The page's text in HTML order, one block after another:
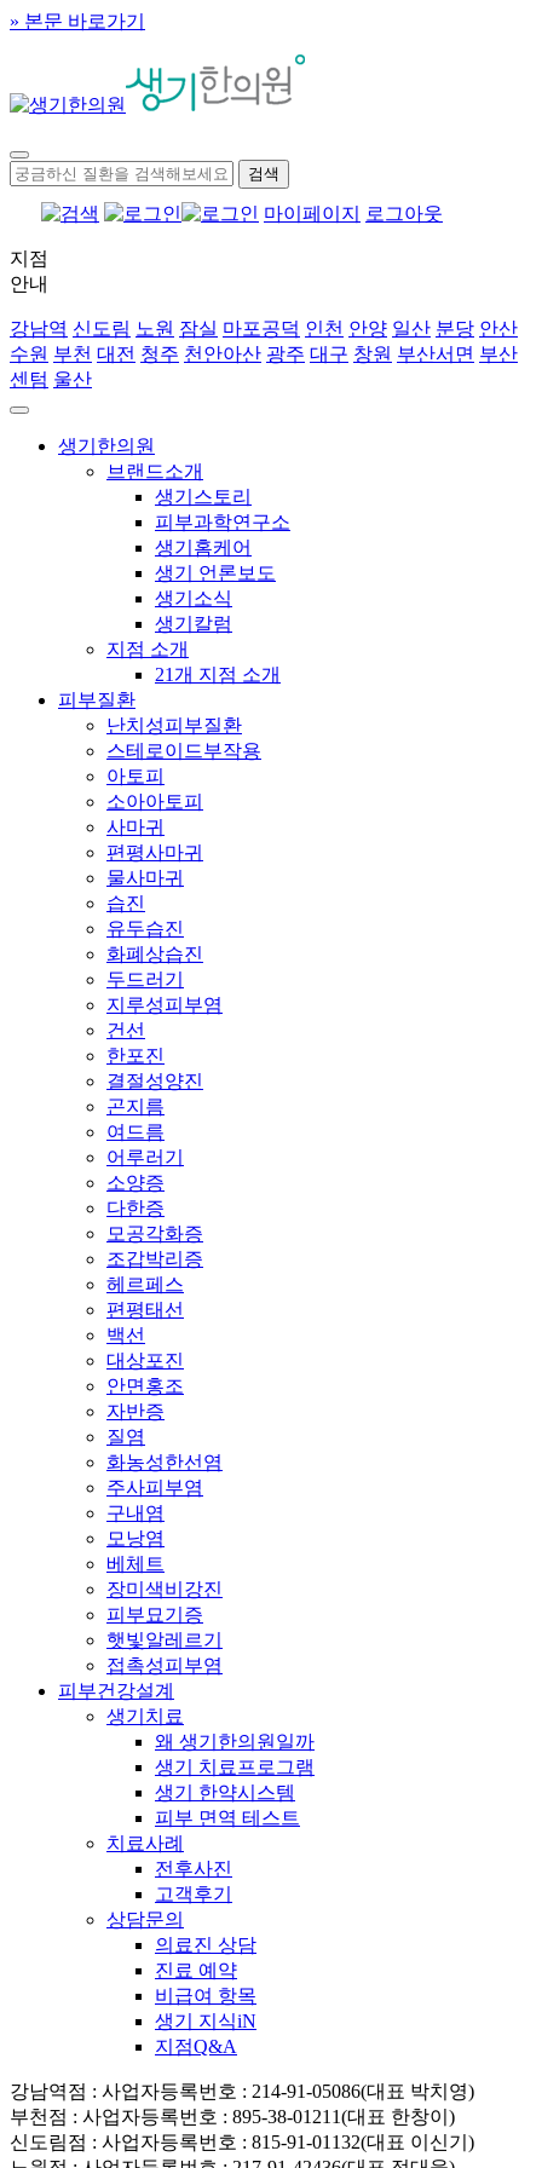
» 본문 바로가기
마이페이지 로그아웃
지점
안내
강남역 신도림 노원 잠실 마포공덕 인천 안양 일산 분당 안산
수원 부천 대전 청주 천안아산 광주 대구 창원 부산서면 부산
센텀 울산
생기한의원
브랜드소개
생기스토리
피부과학연구소
생기홈케어
생기 언론보도
생기소식
생기칼럼
지점 소개
21개 지점 소개
피부질환
난치성피부질환
스테로이드부작용
아토피
소아아토피
사마귀
편평사마귀
물사마귀
습진
유두습진
화폐상습진
두드러기
지루성피부염
건선
한포진
결절성양진
곤지름
여드름
어루러기
소양증
다한증
모공각화증
조갑박리증
헤르페스
편평태선
백선
대상포진
안면홍조
자반증
질염
화농성한선염
주사피부염
구내염
모낭염
베체트
장미색비강진
피부묘기증
햇빛알레르기
접촉성피부염
피부건강설계
생기치료
왜 생기한의원일까
생기 치료프로그램
생기 한약시스템
피부 면역 테스트
치료사례
전후사진
고객후기
상담문의
의료진 상담
진료 예약
비급여 항목
생기 지식iN
지점Q&A
강남역점 : 사업자등록번호 : 214-91-05086(대표 박치영)
부천점 : 사업자등록번호 : 895-38-01211(대표 한창이)
신도림점 : 사업자등록번호 : 815-91-01132(대표 이신기)